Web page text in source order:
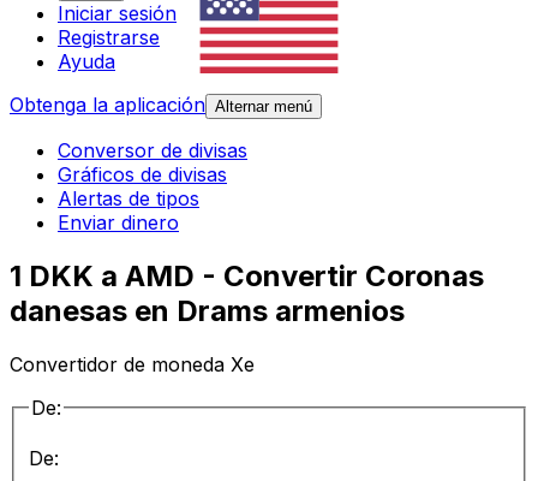
Iniciar sesión
Registrarse
Ayuda
Obtenga la aplicación Alternar menú
Conversor de divisas
Gráficos de divisas
Alertas de tipos
Enviar dinero
1 DKK a AMD - Convertir Coronas
danesas en Drams armenios
Convertidor de moneda Xe
De:
De: